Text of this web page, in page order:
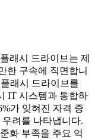
래시 드라이브는 제
한 구속에 직면합니
래시 드라이브를
IT 시스템과 통합하
가 잊혀진 자격 증
려를 나타냅니다.
화 부족을 주요 억